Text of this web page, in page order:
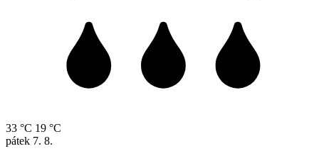
33 °C 19 °C
pátek 7. 8.